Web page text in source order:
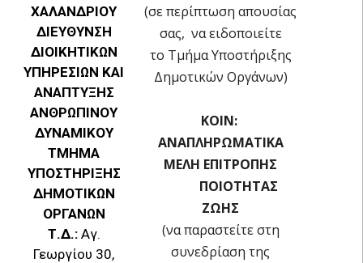
ΧΑΛΑΝΔΡΙΟΥ
ΔΙΕΥΘΥΝΣΗ
ΔΙΟΙΚΗΤΙΚΩΝ
ΥΠΗΡΕΣΙΩΝ ΚΑΙ
ΑΝΑΠΤΥΞΗΣ
ΑΝΘΡΩΠΙΝΟΥ
ΔΥΝΑΜΙΚΟΥ
ΤΜΗΜΑ
ΥΠΟΣΤΗΡΙΞΗΣ
ΔΗΜΟΤΙΚΩΝ
ΟΡΓΑΝΩΝ
Τ.Δ.:Αγ.
Γεωργίου 30,
(σε περίπτωση απουσίας
σας, να ειδοποιείτε
το Τμήμα Υποστήριξης
Δημοτικών Οργάνων)
ΚΟΙΝ:
ΑΝΑΠΛΗΡΩΜΑΤΙΚΑ
ΜΕΛΗ ΕΠΙΤΡΟΠΗΣ
ΠΟΙΟΤΗΤΑΣ
ΖΩΗΣ
(να παραστείτε στη
συνεδρίαση της